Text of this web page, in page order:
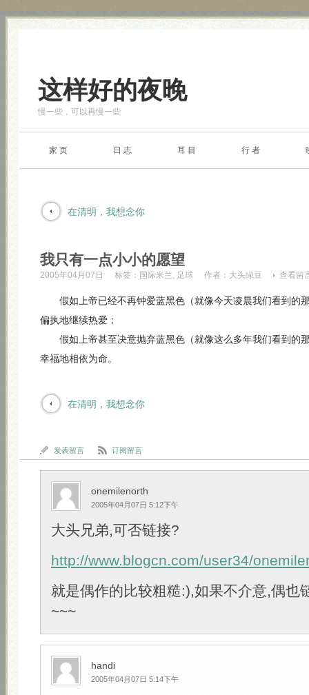
这样好的夜晚
慢一些，可以再慢一些
家 页 日 志 耳 目 行 者
在清明，我想念你
我只有一点小小的愿望
2005年04月07日 标签： 国际米兰, 足球 作者： 大头绿豆 查看留
假如上帝已经不再钟爱蓝黑色（就像今天凌晨我们看到的
偏执地继续热爱；
假如上帝甚至决意抛弃蓝黑色（就像这么多年我们看到的
幸福地相依为命。
在清明，我想念你
发表留言 订阅留言
onemilenorth
2005年04月07日 5:12下午
大头兄弟,可否链接?
http://www.blogcn.com/user34/
就是偶作的比较粗糙:),如果不介意,偶也
~~~
handi
2005年04月07日 5:14下午